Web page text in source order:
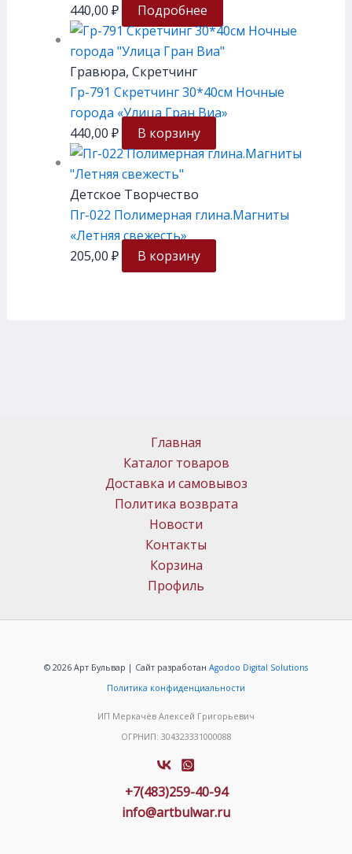
440,00 ₽ Подробнее
Гравюра, Скретчинг
Гр-791 Скретчинг 30*40см Ночные
города «Улица Гран Виа»
440,00 ₽ В корзину
Детское Творчество
Пг-022 Полимерная глина.Магниты
«Летняя свежесть»
205,00 ₽ В корзину
Главная
Каталог товаров
Доставка и самовывоз
Политика возврата
Новости
Контакты
Корзина
Профиль
© 2026 Арт Бульвар | Сайт разработан Agodoo Digital Solutions
Политика конфиденциальности
ИП Меркачёв Алексей Григорьевич
ОГРНИП: 304323331000088
+7(483)259-40-94
info@artbulwar.ru